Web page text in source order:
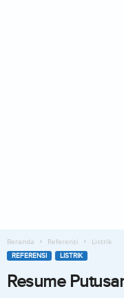
Beranda Referensi Listrik
REFERENSI LISTRIK
Resume